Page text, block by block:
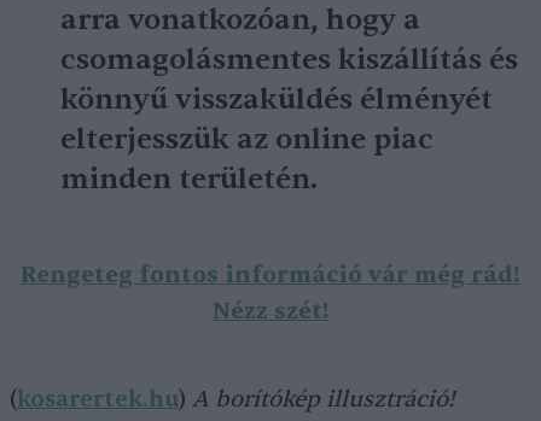
arra vonatkozóan, hogy a
csomagolásmentes kiszállítás és
könnyű visszaküldés élményét
elterjesszük az online piac
minden területén.
Rengeteg fontos információ vár még rád!
Nézz szét!
(kosarertek.hu) A borítókép illusztráció!